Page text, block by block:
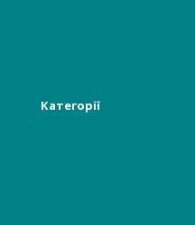
Категорії